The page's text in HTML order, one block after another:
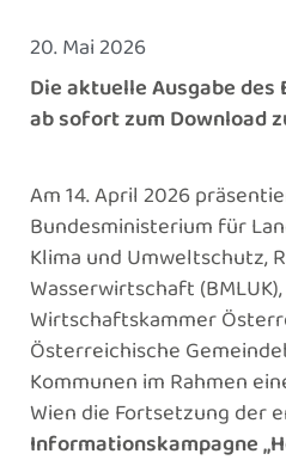
20. Mai 2026
Die aktuelle Ausgabe
ab sofort zum Download
Am 14. April 2026
Bundesministerium für
Klima und Umweltschutz,
Wasserwirtschaft
Wirtschaftskammer
Österreichische
Kommunen im Rahmen
Wien die Fortsetzung der
Informationskampagne